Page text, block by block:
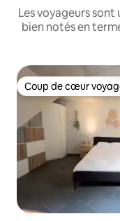
Les voyageurs
bien notés en
Coup de cœur
Coup de cœur